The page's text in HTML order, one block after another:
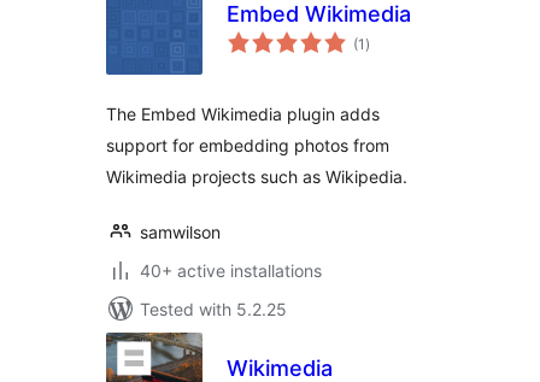
Embed Wikimedia
(1 total
ratings
)
The Embed Wikimedia plugin adds
support for embedding photos from
Wikimedia projects such as Wikipedia.
samwilson
40+ active installations
Tested with 5.2.25
Wikimedia